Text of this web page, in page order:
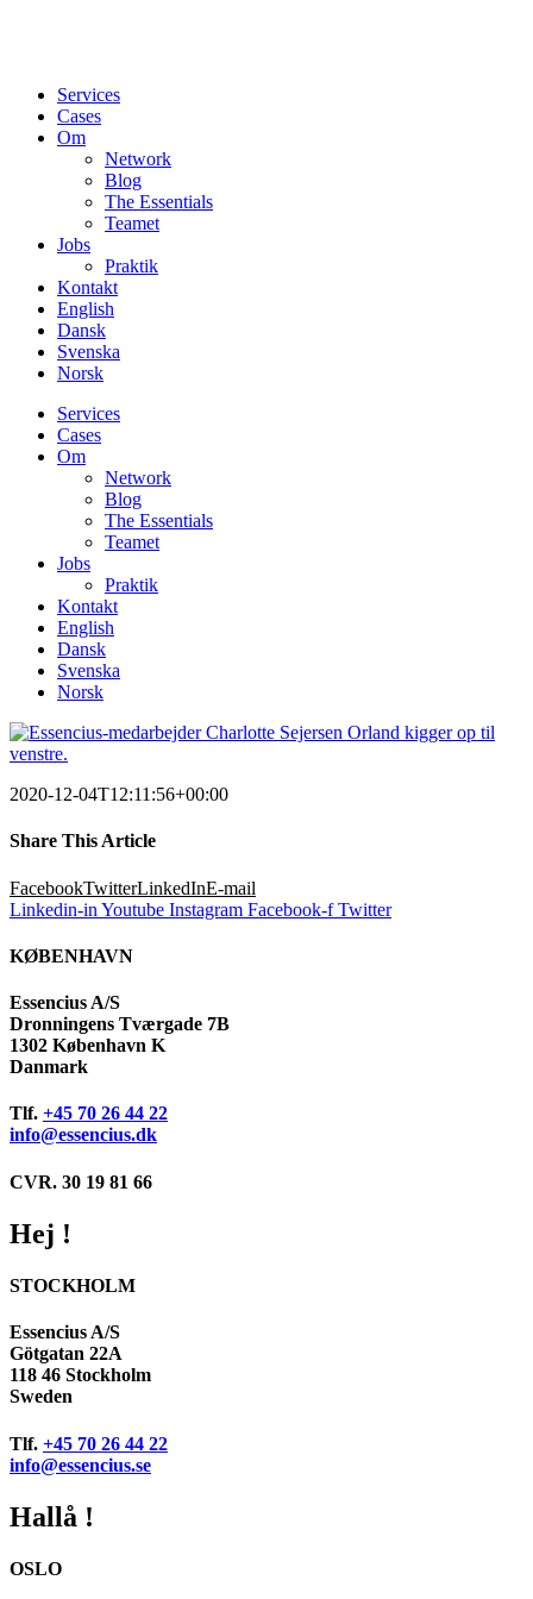
Services
Cases
Om
Network
Blog
The Essentials
Teamet
Jobs
Praktik
Kontakt
English
Dansk
Svenska
Norsk
Services
Cases
Om
Network
Blog
The Essentials
Teamet
Jobs
Praktik
Kontakt
English
Dansk
Svenska
Norsk
2020-12-04T12:11:56+00:00
Share This Article
FacebookTwitterLinkedInE-mail
Linkedin-in Youtube Instagram Facebook-f Twitter
KØBENHAVN
Essencius A/S
Dronningens Tværgade 7B
1302 København K
Danmark
Tlf. +45 70 26 44 22
info@essencius.dk
CVR. 30 19 81 66
Hej !
STOCKHOLM
Essencius A/S
Götgatan 22A
118 46 Stockholm
Sweden
Tlf. +45 70 26 44 22
info@essencius.se
Hallå !
OSLO